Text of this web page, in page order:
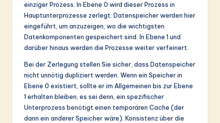
einziger Prozess. In Ebene 0 wird dieser Prozess in
Hauptunterprozesse zerlegt. Datenspeicher werden hier
eingeführt, um anzuzeigen, wo die wichtigsten
Datenkomponenten gespeichert sind. In Ebene 1 und
darüber hinaus werden die Prozesse weiter verfeinert.
Bei der Zerlegung stellen Sie sicher, dass Datenspeicher
nicht unnötig dupliziert werden. Wenn ein Speicher in
Ebene 0 existiert, sollte er im Allgemeinen bis zur Ebene
1 erhalten bleiben, es sei denn, ein spezifischer
Unterprozess benötigt einen temporären Cache (der
dann ein anderer Speicher wäre). Konsistenz über die